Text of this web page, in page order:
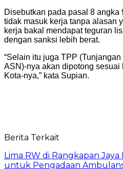
Disebutkan pada pasal 8 angka
tidak masuk kerja tanpa alasan
kerja bakal mendapat teguran
dengan sanksi lebih berat.
“Selain itu juga TPP
ASN)-nya akan dipotong sesuai
Kota-nya,” kata Supian.
Berita Terkait
Lima RW di Rangkapan
untuk Pengadaan